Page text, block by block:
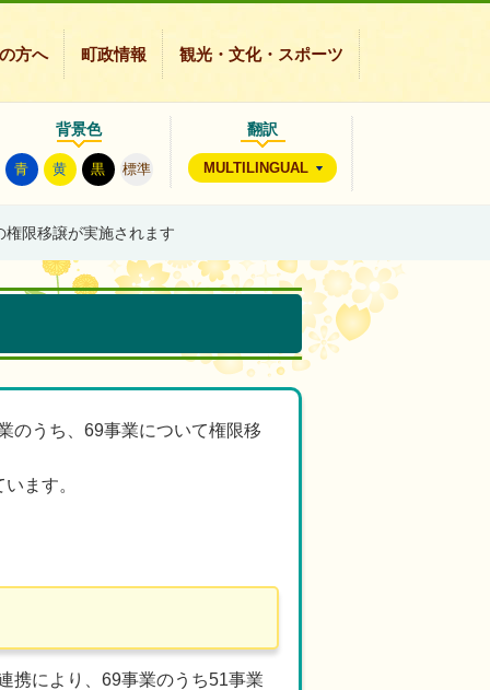
方へ 町政情報 観光・文化・スポーツ
背景色
青 黄 黒 標準
翻訳
MULTILINGUAL
限移譲が実施されます
のうち、69事業について権限移
ます。
携により、69事業のうち51事業